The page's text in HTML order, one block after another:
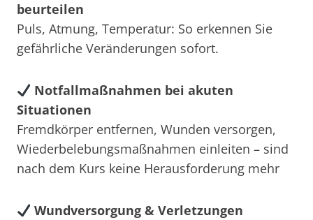
beurteilen
Puls, Atmung, Temperatur: So erkennen Sie
gefährliche Veränderungen sofort.
Notfallmaßnahmen bei akuten
Situationen
Fremdkörper entfernen, Wunden versorgen,
Wiederbelebungsmaßnahmen einleiten – sind
nach dem Kurs keine Herausforderung mehr
Wundversorgung & Verletzungen